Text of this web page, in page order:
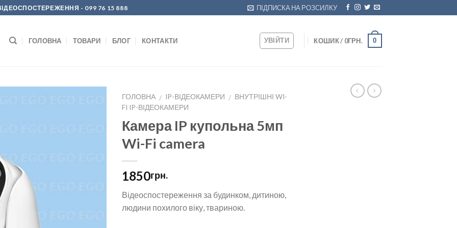
- 099 76 15 888 ПІДПИСКА НА РОЗСИЛКУ
ГОЛОВНА ТОВАРИ БЛОГ КОНТАКТИ УВІЙТИ КОШИК / 0ГРН. 0
ГОЛОВНА / IP-ВІДЕОКАМЕРИ / ВНУТРІШНІ WI-
FI IP-ВІДЕОКАМЕРИ
Камера IP купольна 5мп
Wi-Fi camera
1850грн.
Відеоспостереження за будинком, дитиною,
людини похилого віку, твариною.